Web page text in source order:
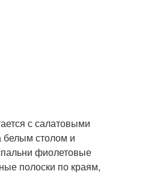
с салатовыми
белым столом и
фиолетовые
полоски по краям,